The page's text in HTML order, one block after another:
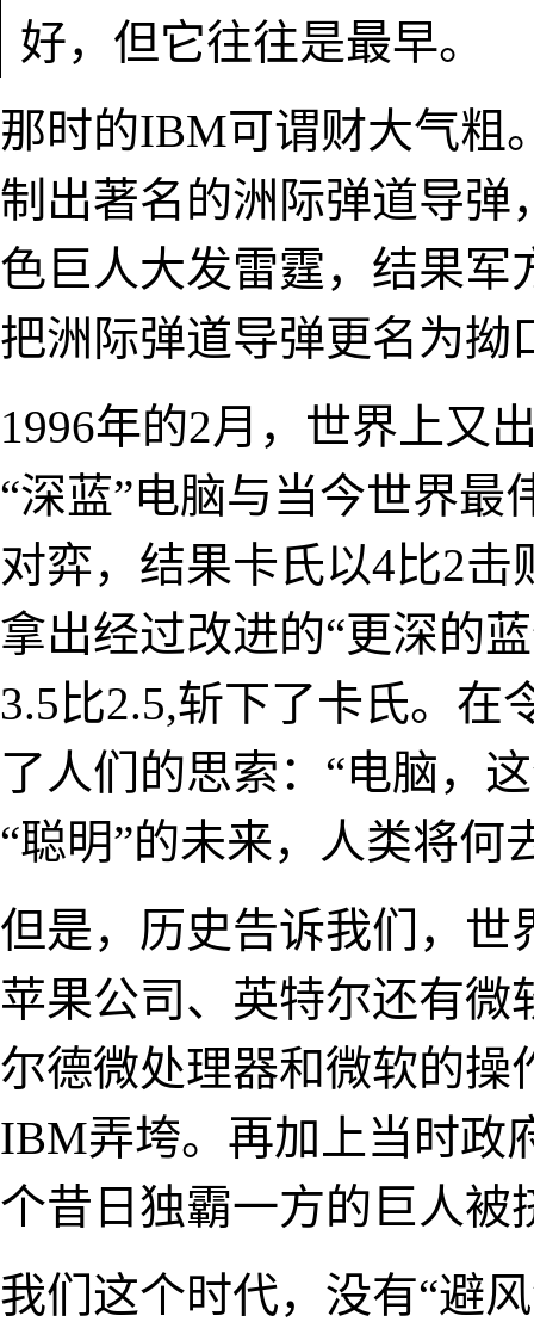
好，但它往往是最早。
那时的IBM可谓财大气粗
制出著名的洲际弹道导
色巨人大发雷霆，结果军
把洲际弹道导弹更名为拗
1996年的2月，世界上又
“深蓝”电脑与当今世界
对弈，结果卡氏以4比2
拿出经过改进的“更深的
3.5比2.5,斩下了卡氏。在
了人们的思索：“电脑，
“聪明”的未来，人类将何
但是，历史告诉我们，世
苹果公司、英特尔还有
尔德微处理器和微软的操
IBM弄垮。再加上当时政
个昔日独霸一方的巨人被
我们这个时代，没有“避